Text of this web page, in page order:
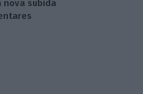
nova subida